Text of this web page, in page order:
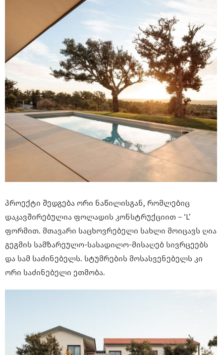
პროექტი შედგება ორი ნაწილისგან, რომლებიც
დაკავშირებულია ფოლადის კონსტრუქციით – ‘L’
ფორმით. მთავარი საცხოვრებელი სახლი მოიცავს ღია
გეგმის სამზარეულო-სასადილო-მისაღებ სივრცეებს
და სამ საძინებელს. სტუმრების მოსასვენებელს კი
ორი საძინებელი ეთმობა.